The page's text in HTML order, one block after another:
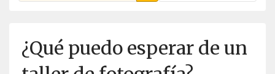
¿Qué puedo esperar de un